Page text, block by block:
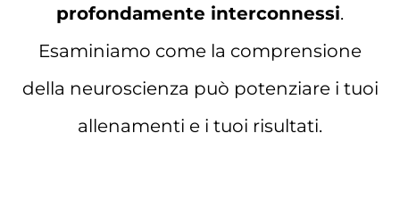
profondamente interconnessi.
Esaminiamo come la comprensione
della neuroscienza può potenziare i tuoi
allenamenti e i tuoi risultati.